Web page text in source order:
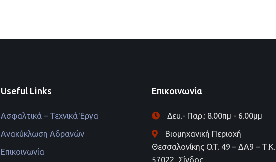
Useful Links
Ασφαλτικά – Τεχνικά Έργα
Ανακύκλωση Αδρανών
Επικοινωνία
Επικοινωνία
Δευ.- Παρ.: 8.00πμ - 6.00μμ
Βιομηχανική Περιοχή
Θεσσαλονίκης O.T. 49 – ΔΑ9 – Τ.Κ.
57022, Σίνδος